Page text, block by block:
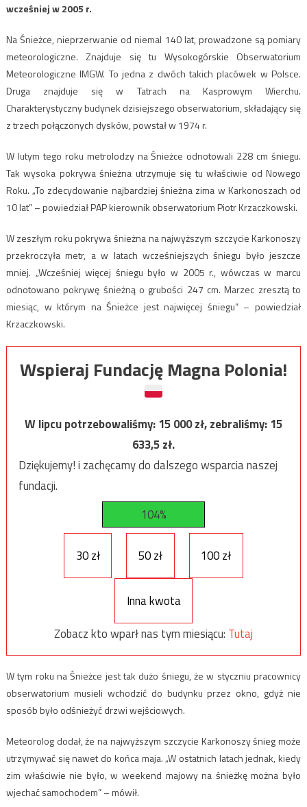
wcześniej w 2005 r.
Na Śnieżce, nieprzerwanie od niemal 140 lat, prowadzone są pomiary
meteorologiczne. Znajduje się tu Wysokogórskie Obserwatorium
Meteorologiczne IMGW. To jedna z dwóch takich placówek w Polsce.
Druga znajduje się w Tatrach na Kasprowym Wierchu.
Charakterystyczny budynek dzisiejszego obserwatorium, składający się
z trzech połączonych dysków, powstał w 1974 r.
W lutym tego roku metrolodzy na Śnieżce odnotowali 228 cm śniegu.
Tak wysoka pokrywa śnieżna utrzymuje się tu właściwie od Nowego
Roku. „To zdecydowanie najbardziej śnieżna zima w Karkonoszach od
10 lat” – powiedział PAP kierownik obserwatorium Piotr Krzaczkowski.
W zeszłym roku pokrywa śnieżna na najwyższym szczycie Karkonoszy
przekroczyła metr, a w latach wcześniejszych śniegu było jeszcze
mniej. „Wcześniej więcej śniegu było w 2005 r., wówczas w marcu
odnotowano pokrywę śnieżną o grubości 247 cm. Marzec zresztą to
miesiąc, w którym na Śnieżce jest najwięcej śniegu” – powiedział
Krzaczkowski.
Wspieraj Fundację Magna Polonia!
W lipcu potrzebowaliśmy:15 000zł, zebraliśmy:15
633,5zł.
Dziękujemy! i zachęcamy do dalszego wsparcia naszej
fundacji.
104%
30 zł 50 zł 100 zł
Inna kwota
Zobacz kto wparł nas tym miesiącu: Tutaj
W tym roku na Śnieżce jest tak dużo śniegu, że w styczniu pracownicy
obserwatorium musieli wchodzić do budynku przez okno, gdyż nie
sposób było odśnieżyć drzwi wejściowych.
Meteorolog dodał, że na najwyższym szczycie Karkonoszy śnieg może
utrzymywać się nawet do końca maja. „W ostatnich latach jednak, kiedy
zim właściwie nie było, w weekend majowy na śnieżkę można było
wjechać samochodem” – mówił.